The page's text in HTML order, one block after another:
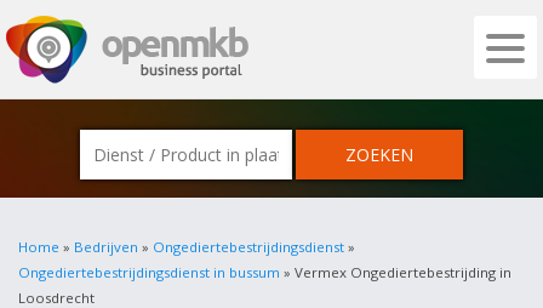
OPENMKB - DE ZAKELIJKE PORTAL
Home » Bedrijven » Ongediertebestrijdingsdienst »
Ongediertebestrijdingsdienst in bussum » Vermex Ongediertebestrijding in
Loosdrecht